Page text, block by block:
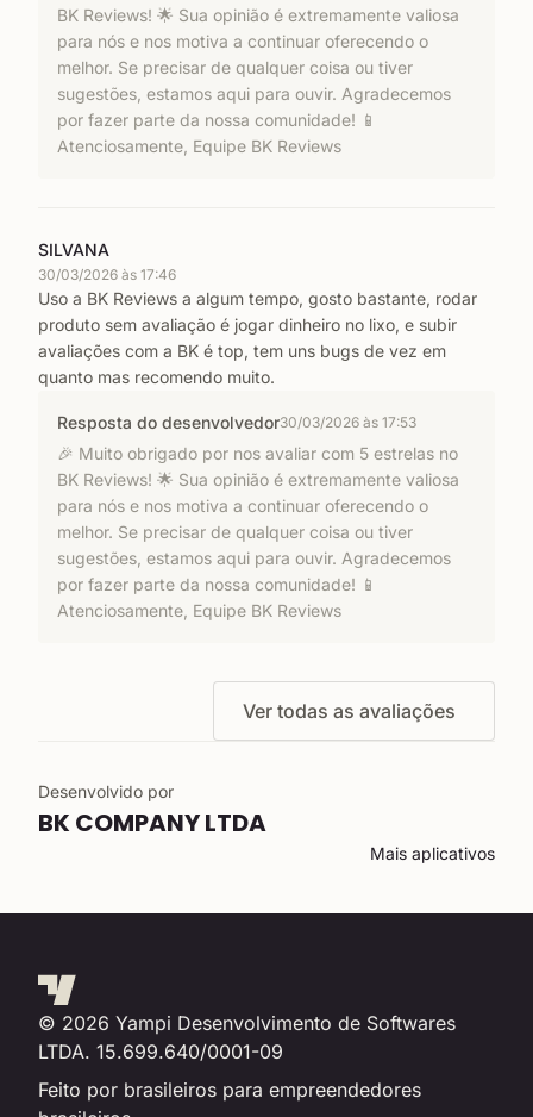
📈 Melhore suas taxas de conversão com a prova social
de avaliações reais.
⚙️ Simples e rápida integração com a Yampi.
💰 Planos e preços
🔗 Como integrar o BK Reviews com a Yampi?
1️⃣ Acesse a Loja de Aplicativos Yampi;
2️⃣ Pesquise por “BK Reviews”;
3️⃣ Clique em "Instalar Aplicativo" e aprove as permissões;
4️⃣ Pronto! O BK Reviews estará ativo na sua loja Yampi.
📞 Suporte ao lojista
Para suporte, entre em contato conosco pelo e-mail
suporte@bkreviews.com.br
BK Reviews! 🌟 Sua opinião é extremamente valiosa
para nós e nos motiva a continuar oferecendo o
melhor. Se precisar de qualquer coisa ou tiver
sugestões, estamos aqui para ouvir. Agradecemos
por fazer parte da nossa comunidade! 📱
Atenciosamente, Equipe BK Reviews
SILVANA
30/03/2026 às 17:46
Uso a BK Reviews a algum tempo, gosto bastante, rodar
produto sem avaliação é jogar dinheiro no lixo, e subir
avaliações com a BK é top, tem uns bugs de vez em
quanto mas recomendo muito.
Resposta do desenvolvedor30/03/2026 às 17:53
🎉 Muito obrigado por nos avaliar com 5 estrelas no
BK Reviews! 🌟 Sua opinião é extremamente valiosa
para nós e nos motiva a continuar oferecendo o
melhor. Se precisar de qualquer coisa ou tiver
sugestões, estamos aqui para ouvir. Agradecemos
por fazer parte da nossa comunidade! 📱
Atenciosamente, Equipe BK Reviews
Ver todas as avaliações
Desenvolvido por
BK COMPANY LTDA
Mais aplicativos
© 2026 Yampi Desenvolvimento de Softwares
LTDA. 15.699.640/0001-09
Feito por brasileiros para empreendedores